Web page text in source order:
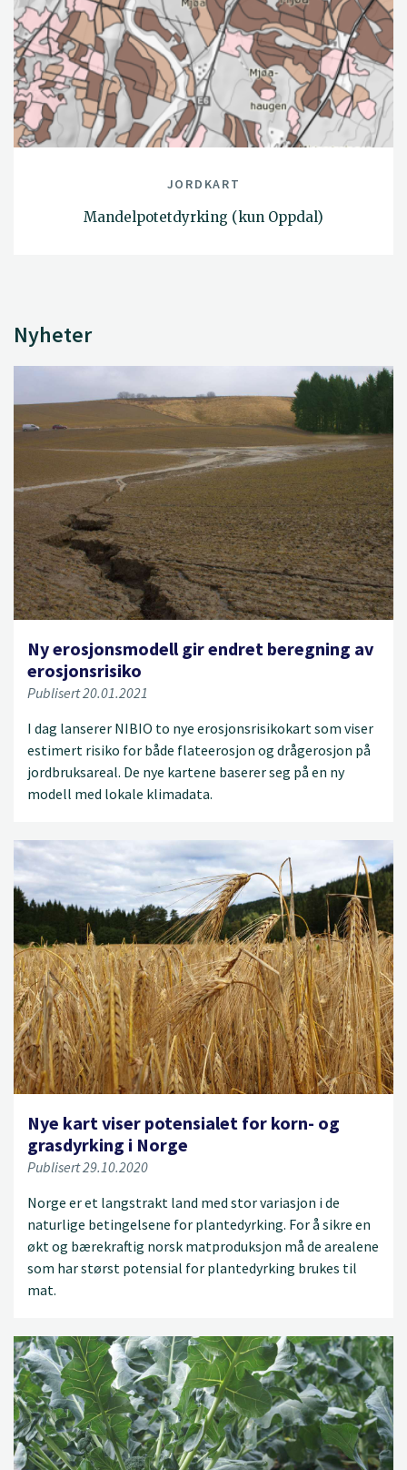
JORDKART
Mandelpotetdyrking (kun Oppdal)
Nyheter
Ny erosjonsmodell gir endret beregning av
erosjonsrisiko
Publisert 20.01.2021
I dag lanserer NIBIO to nye erosjonsrisikokart som viser
estimert risiko for både flateerosjon og drågerosjon på
jordbruksareal. De nye kartene baserer seg på en ny
modell med lokale klimadata.
Nye kart viser potensialet for korn- og
grasdyrking i Norge
Publisert 29.10.2020
Norge er et langstrakt land med stor variasjon i de
naturlige betingelsene for plantedyrking. For å sikre en
økt og bærekraftig norsk matproduksjon må de arealene
som har størst potensial for plantedyrking brukes til
mat.